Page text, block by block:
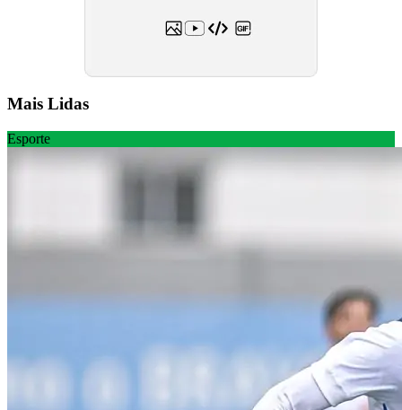
Mais Lidas
Esporte